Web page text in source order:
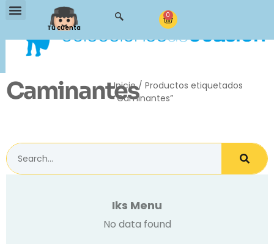
Tu cuenta
0
Caminantes
Inicio/ Productos etiquetados
“Caminantes”
Iks Menu
No data found